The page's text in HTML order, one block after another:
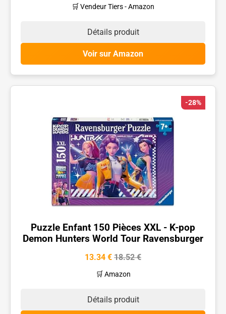
🛒 Vendeur Tiers - Amazon
Détails produit
Voir sur Amazon
-28%
Puzzle Enfant 150 Pièces XXL - K-pop
Demon Hunters World Tour Ravensburger
13.34 € 18.52 €
🛒 Amazon
Détails produit